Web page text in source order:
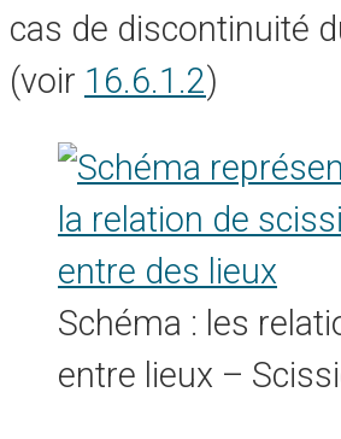
cas de discontinuité
(voir 16.6.1.2)
Schéma : les
entre lieux –